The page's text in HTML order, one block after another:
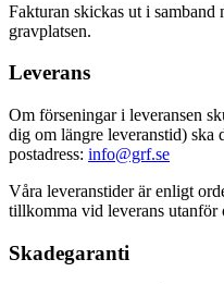
Fakturan skickas ut i samband
gravplatsen.
Leverans
Om förseningar i leveransen
dig om längre leveranstid) ska
postadress: info@grf.se
Våra leveranstider är enligt
tillkomma vid leverans utanför
Skadegaranti